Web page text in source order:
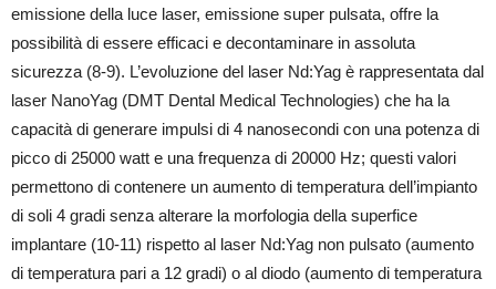
emissione della luce laser, emissione super pulsata, offre la
possibilità di essere efficaci e decontaminare in assoluta
sicurezza (8-9). L’evoluzione del laser Nd:Yag è rappresentata dal
laser NanoYag (DMT Dental Medical Technologies) che ha la
capacità di generare impulsi di 4 nanosecondi con una potenza di
picco di 25000 watt e una frequenza di 20000 Hz; questi valori
permettono di contenere un aumento di temperatura dell’impianto
di soli 4 gradi senza alterare la morfologia della superfice
implantare (10-11) rispetto al laser Nd:Yag non pulsato (aumento
di temperatura pari a 12 gradi) o al diodo (aumento di temperatura